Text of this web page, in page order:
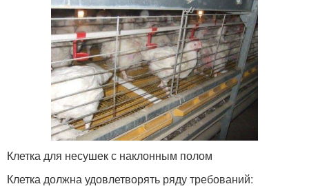
Клетка для несушек с наклонным полом
Клетка должна удовлетворять ряду требований: